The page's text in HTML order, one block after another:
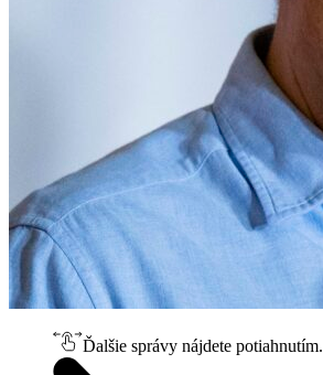
Ďalšie správy nájdete potiahnutím.